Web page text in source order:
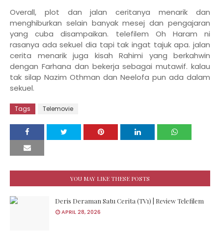
Overall, plot dan jalan ceritanya menarik dan
menghiburkan selain banyak mesej dan pengajaran
yang cuba disampaikan. telefilem Oh Haram ni
rasanya ada sekuel dia tapi tak ingat tajuk apa. jalan
cerita menarik juga kisah Rahimi yang berkahwin
dengan Farhana dan bekerja sebagai mutawif. kalau
tak silap Nazim Othman dan Neelofa pun ada dalam
sekuel.
Tags Telemovie
YOU MAY LIKE THESE POSTS
Deris Deraman Satu Cerita (TV1) | Review Telefilem
APRIL 28, 2026